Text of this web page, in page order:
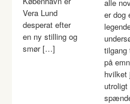
Vera Lund
desperat efter
en ny stilling og
smør […]
alle
er dog
tilgang
på
hvilket
utroligt